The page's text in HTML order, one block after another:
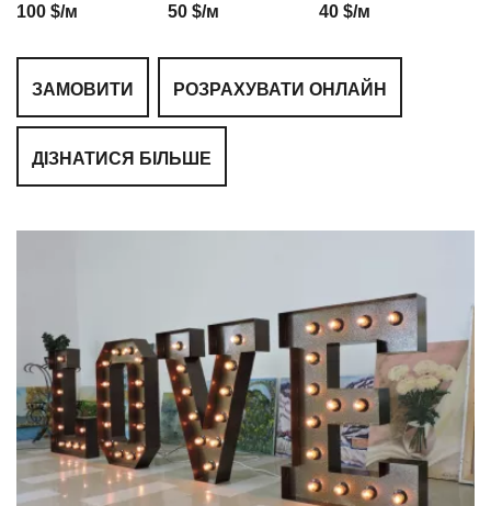
100 $/м
50 $/м
40 $/м
ЗАМОВИТИ РОЗРАХУВАТИ ОНЛАЙН
ДІЗНАТИСЯ БІЛЬШЕ